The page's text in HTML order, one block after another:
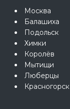
Москва
Балашиха
Подольск
Химки
Королёв
Мытищи
Люберцы
Красногорск